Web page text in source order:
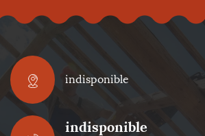
indisponible
indisponible